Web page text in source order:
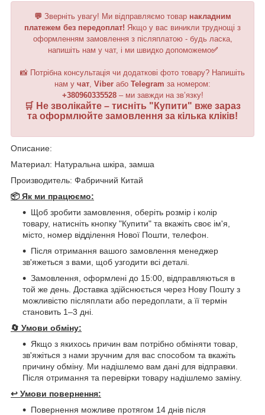
💬 Зверніть увагу! Ми відправляємо товар накладним
платежем без передоплат! Якщо у вас виникли труднощі з
оформленням замовлення з післяплатою - будь ласка,
напишіть нам у чат, і ми швидко допоможемо✅
📸 Потрібна консультація чи додаткові фото товару? Напишіть
нам у чат Viber або Telegram за номером:
+380960335528– ми завжди на зв’язку!
🛒 Не зволікайте – тисніть " Купити" вже зараз
та оформлюйте замовлення за кілька кліків!
Описание:
Материал: Натуральна шкіра, замша
Производитель: Фабричний Китай
📦 Як ми працюємо:
Щоб зробити замовлення, оберіть розмір і колір
товару, натисніть кнопку "Купити" та вкажіть своє ім'я,
місто, номер відділення Нової Пошти, телефон.
Після отримання вашого замовлення менеджер
зв'яжеться з вами, щоб узгодити всі деталі.
Замовлення, оформлені до 15:00, відправляються в
той же день. Доставка здійснюється через Нову Пошту з
можливістю післяплати або передоплати, а її термін
становить 1–3 дні.
🔄 Умови обміну:
Якщо з якихось причин вам потрібно обміняти товар,
зв'яжіться з нами зручним для вас способом та вкажіть
причину обміну. Ми надішлемо вам дані для відправки.
Після отримання та перевірки товару надішлемо заміну.
↩️ Умови повернення:
Повернення можливе протягом 14 днів після